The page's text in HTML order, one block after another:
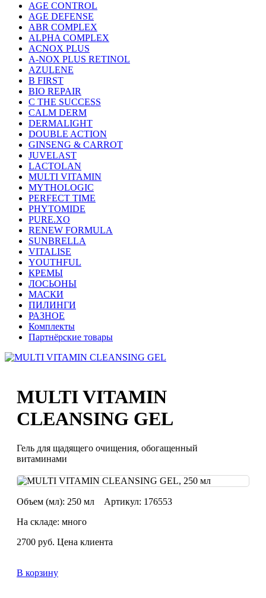
AGE CONTROL
AGE DEFENSE
ABR COMPLEX
ALPHA COMPLEX
ACNOX PLUS
A-NOX PLUS RETINOL
AZULENE
B FIRST
BIO REPAIR
C THE SUCCESS
CALM DERM
DERMALIGHT
DOUBLE ACTION
GINSENG & CARROT
JUVELAST
LACTOLAN
MULTI VITAMIN
MYTHOLOGIC
PERFECT TIME
PHYTOMIDE
PURE.XO
RENEW FORMULA
SUNBRELLA
VITALISE
YOUTHFUL
КРЕМЫ
ЛОСЬОНЫ
МАСКИ
ПИЛИНГИ
РАЗНОЕ
Комплекты
Партнёрские товары
MULTI VITAMIN
CLEANSING GEL
Гель для щадящего очищения, обогащенный
витаминами
Объем (мл): 250 мл Артикул: 176553
На складе: много
2700 руб. Цена клиента
В корзину